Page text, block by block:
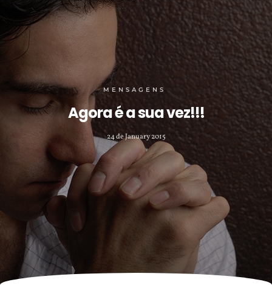
MENSAGENS
Agora é a sua vez!!!
24 de January 2015